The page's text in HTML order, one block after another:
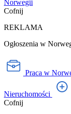
Norwegii
Cofnij
REKLAMA
Ogłoszenia w
Praca w
Nieruchomości
Cofnij